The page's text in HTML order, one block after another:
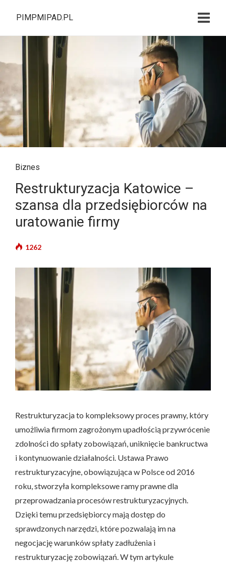
PIMPMIPAD.PL
Biznes
Restrukturyzacja Katowice –
szansa dla przedsiębiorców na
uratowanie firmy
1262
Restrukturyzacja to kompleksowy proces prawny, który
umożliwia firmom zagrożonym upadłością przywrócenie
zdolności do spłaty zobowiązań, uniknięcie bankructwa
i kontynuowanie działalności. Ustawa Prawo
restrukturyzacyjne, obowiązująca w Polsce od 2016
roku, stworzyła kompleksowe ramy prawne dla
przeprowadzania procesów restrukturyzacyjnych.
Dzięki temu przedsiębiorcy mają dostęp do
sprawdzonych narzędzi, które pozwalają im na
negocjację warunków spłaty zadłużenia i
restrukturyzację zobowiązań. W tym artykule